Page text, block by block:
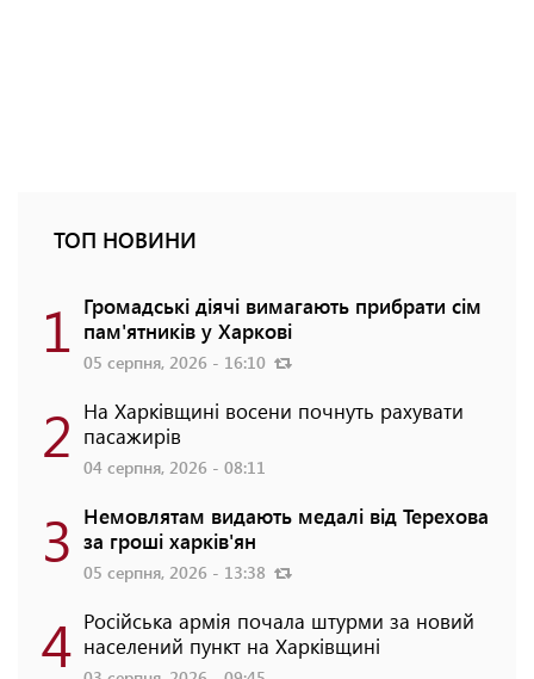
ТОП НОВИНИ
1 Громадські діячі вимагають прибрати сім
пам'ятників у Харкові
05 серпня, 2026 - 16:10
2 На Харківщині восени почнуть рахувати
пасажирів
04 серпня, 2026 - 08:11
3 Немовлятам видають медалі від Терехова
за гроші харків'ян
05 серпня, 2026 - 13:38
4 Російська армія почала штурми за новий
населений пункт на Харківщині